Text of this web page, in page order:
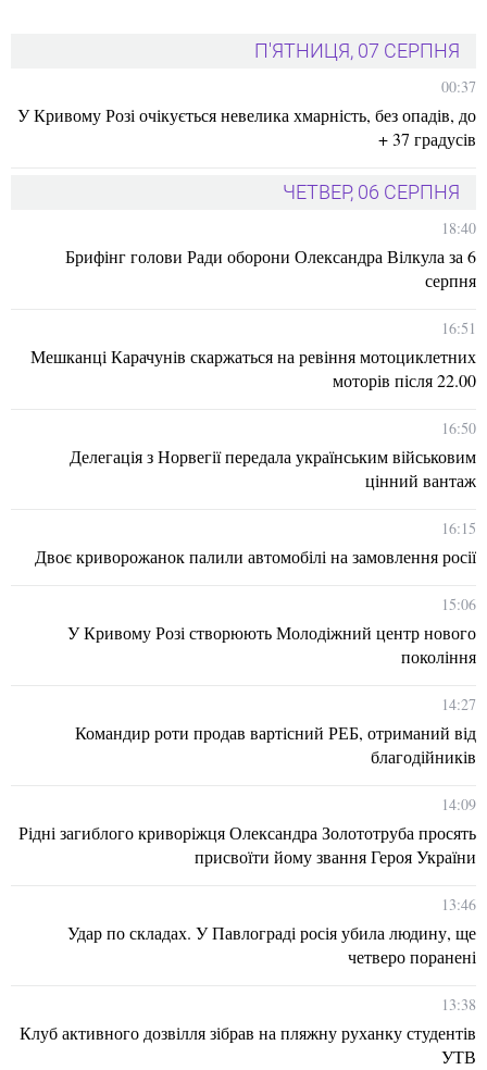
П'ЯТНИЦЯ, 07 СЕРПНЯ
00:37
У Кривому Розі очікується невелика хмарність, без опадів, до
+ 37 градусів
ЧЕТВЕР, 06 СЕРПНЯ
18:40
Брифінг голови Ради оборони Олександра Вілкула за 6
серпня
16:51
Мешканці Карачунів скаржаться на ревіння мотоциклетних
моторів після 22.00
16:50
Делегація з Норвегії передала українським військовим
цінний вантаж
16:15
Двоє криворожанок палили автомобілі на замовлення росії
15:06
У Кривому Розі створюють Молодіжний центр нового
покоління
14:27
Командир роти продав вартісний РЕБ, отриманий від
благодійників
14:09
Рідні загиблого криворіжця Олександра Золототруба просять
присвоїти йому звання Героя України
13:46
Удар по складах. У Павлограді росія убила людину, ще
четверо поранені
13:38
Клуб активного дозвілля зібрав на пляжну руханку студентів
УТВ